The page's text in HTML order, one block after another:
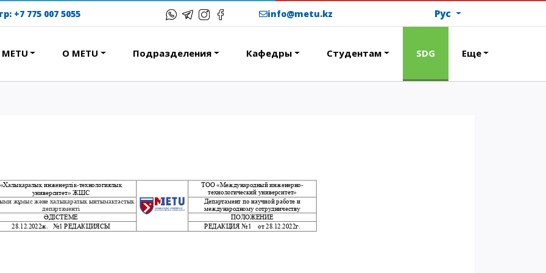
тур
studying
Courses
Магистратура
Докторантура
Второе высшее
+7 775 007 5055 info@metu.kz Рус
О METU Подразделения Кафедры Студентам SDG Еще